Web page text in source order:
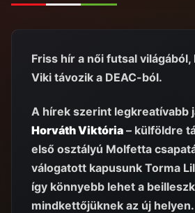
Friss hír a női futsal
Viki távozik a DEAC-ból.
A hírek szerint legkreatívabb
Horváth Viktória – külföldre
első osztályú Molfetta
válogatott kapusunk Torma
így könnyebb lehet a
mindkettőjüknek az új helyen.